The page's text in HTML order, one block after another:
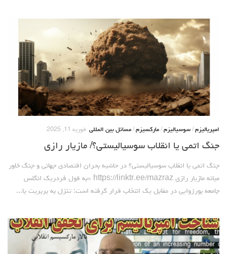
امپریالیزم / سوسیالیزم / مارکسیزم / مسائل بین المللی فوریه 11, 2025
جنگ اتمی یا انقلاب سوسیالیستی؟/ مازیار رازی
جنگ اتمی یا انقلاب سوسیالیستی؟ در حاشیه بحران اقتصادی جهانی و جنگ خاور
میانه مازیار رازی https://linktr.ee/mazraz «به قول فردریک انگلس
جامعه بورژوایی در مقابل یک انتخاب قرار گرفته است: تنزل به بربریت یا...